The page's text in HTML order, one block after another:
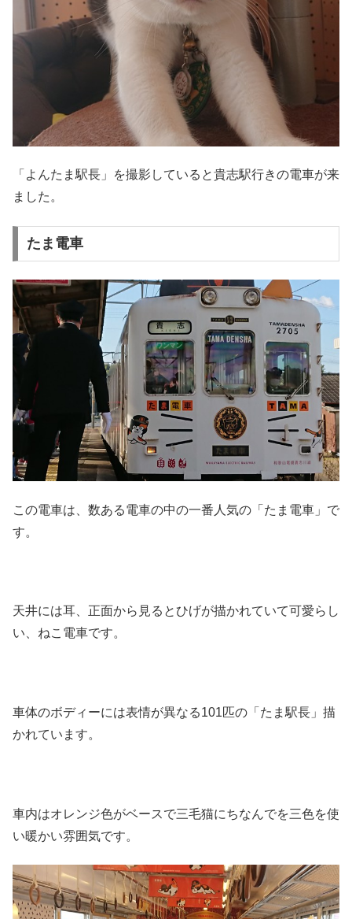
「よんたま駅長」を撮影していると貴志駅行きの電車が来
ました。
たま電車
この電車は、数ある電車の中の一番人気の「たま電車」で
す。
天井には耳、正面から見るとひげが描かれていて可愛らし
い、ねこ電車です。
車体のボディーには表情が異なる101匹の「たま駅長」描
かれています。
車内はオレンジ色がベースで三毛猫にちなんでを三色を使
い暖かい雰囲気です。